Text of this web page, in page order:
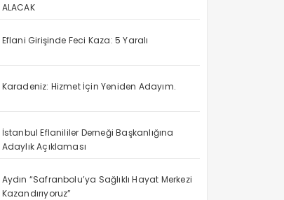
ALACAK
Eflani Girişinde Feci Kaza: 5 Yaralı
Karadeniz: Hizmet İçin Yeniden Adayım.
İstanbul Eflanililer Derneği Başkanlığına
Adaylık Açıklaması
Aydın “Safranbolu’ya Sağlıklı Hayat Merkezi
Kazandırıyoruz”